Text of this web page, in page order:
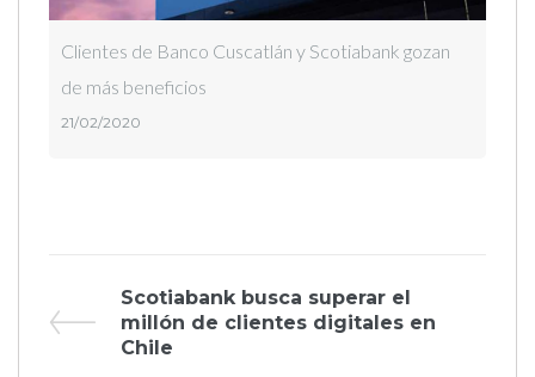
Clientes de Banco Cuscatlán y Scotiabank gozan
de más beneficios
21/02/2020
Navegación
Previous
Post
Scotiabank busca superar el
millón de clientes digitales en
Chile